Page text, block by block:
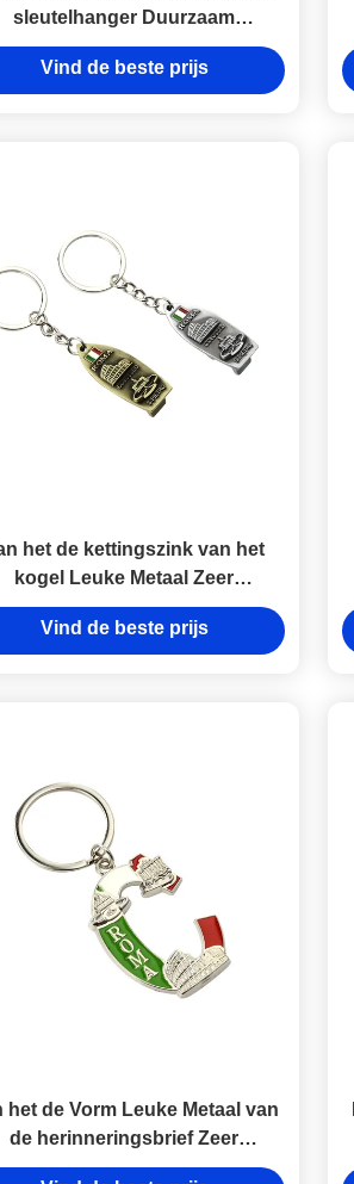
sleutelhanger Duurzaam
logo Ideaal
voor dagelijks gebruik
Vind de beste prijs
het de kettingszink van het
kogel Leuke Metaal Zeer
belangrijke van het de
de Flesopener
Vind de beste prijs
het de Vorm Leuke Metaal van
de herinneringsbrief Zeer
ketting Aangepaste de